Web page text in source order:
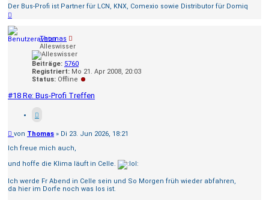
Der Bus-Profi ist Partner für LCN, KNX, Comexio sowie Distributor für Domiq
oben
Thomas
Alleswisser
Beiträge: 5760
Registriert: Mo 21. Apr 2008, 20:03
Status: Offline
#18 Re: Bus-Profi Treffen
Beitrag
von Thomas » Di 23. Jun 2026, 18:21
Ich freue mich auch,
und hoffe die Klima läuft in Celle.
Ich werde Fr Abend in Celle sein und So Morgen früh wieder abfahren,
da hier im Dorfe noch was los ist.